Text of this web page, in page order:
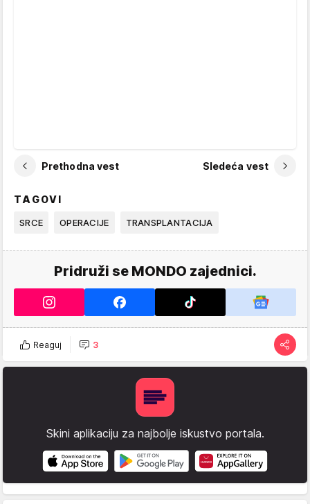
Prethodna vest Sledeća vest
TAGOVI
SRCE OPERACIJE TRANSPLANTACIJA
Pridruži se MONDO zajednici.
Reaguj 3
Skini aplikaciju za najbolje iskustvo portala.